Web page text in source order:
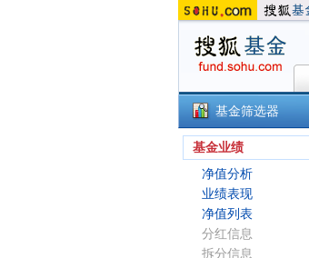
基金筛选器
基金业绩
净值分析
业绩表现
净值列表
分红信息
拆分信息